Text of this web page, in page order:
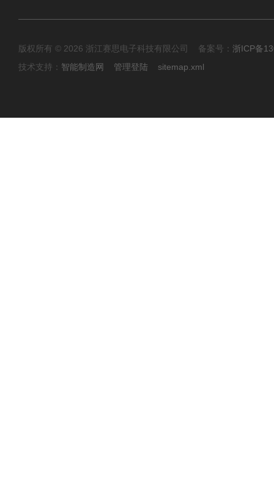
版权所有 © 2026 浙江赛思电子科技有限公司 备案号： 浙ICP备
技术支持： 智能制造网 管理登陆 sitemap.xml